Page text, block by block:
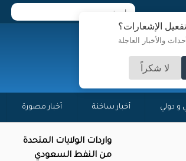
الإشعارات؟
والأخبار العاجلة
لا شكراً
و دولي أخبار ساخنة أخبار مصورة
واردات الولايات المتحدة
من النفط السعودي